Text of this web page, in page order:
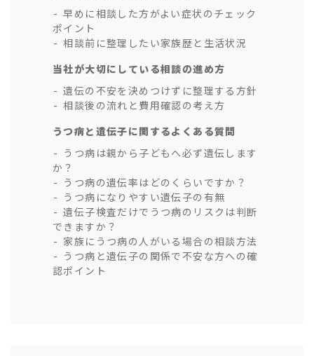
早めに相談した方がよい症状のチェック
ポイント
相談前に整理したい家族歴と生活状況
当社が大切にしている相談の進め方
遺伝の不安を決めつけずに整理する方針
相談後の流れと費用確認の考え方
うつ病と遺伝子に関するよくある質問
うつ病は親から子どもへ必ず遺伝します
か？
うつ病の遺伝率はどのくらいですか？
うつ病になりやすい遺伝子の有無
遺伝子検査だけでうつ病のリスクは判断
できますか？
家族にうつ病の人がいる場合の相談方法
うつ病と遺伝子の関係で不安な方への確
認ポイント